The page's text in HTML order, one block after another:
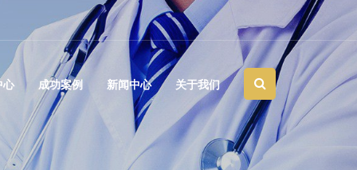
心 成功案例 新闻中心 关于我们